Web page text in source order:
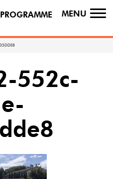
PROGRAMME MENU
552c-